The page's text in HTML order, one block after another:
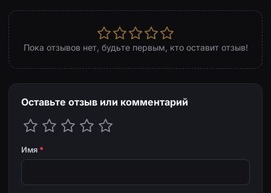
Пока отзывов нет, будьте первым, кто оставит отзыв!
Оставьте отзыв или комментарий
Имя *